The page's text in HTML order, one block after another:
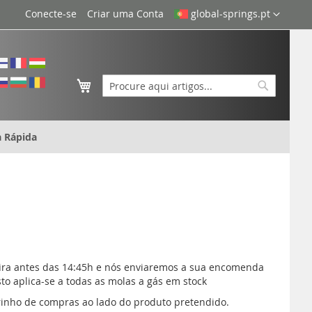
Idiomaglobal-springs.pt
Conecte-se Criar uma Conta
O Meu Carrinho
Search
Rápida
antes das 14:45h e nós enviaremos a sua encomenda
aplica-se a todas as molas a gás em stock
de compras ao lado do produto pretendido.